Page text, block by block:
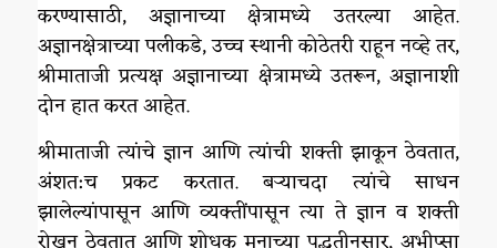
करण्यासाठी, अज्ञानाच्या क्षेत्रामध्ये उतरल्या आहेत.
अज्ञानक्षेत्राच्या पलीकडे, उच्च स्थानी कोठेतरी राहून नव्हे तर,
श्रीमाताजी प्रत्यक्ष अज्ञानाच्या क्षेत्रामध्ये उतरून, अज्ञानाशी
दोन हात करत आहेत.
श्रीमाताजी त्यांचे ज्ञान आणि त्यांची शक्ती झाकून ठेवतात,
अंशत:च प्रकट करतात. बऱ्याचदा त्यांचे साधन
झालेल्यांपासून आणि व्यक्तींपासून त्या ते ज्ञान व शक्ती